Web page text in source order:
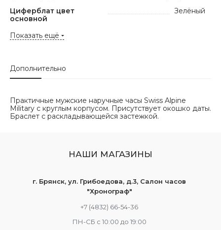
Циферблат цвет
основной
Зелёный
Показать ещё
Дополнительно
Практичные мужские наручные часы Swiss Alpine
Military с круглым корпусом. Присутствует окошко даты.
Браслет с раскладывающейся застежкой.
НАШИ МАГАЗИНЫ
г. Брянск, ул. Грибоедова, д.3, Салон часов
"Хронограф"
+7 (4832) 66-54-36
ПН-СБ с 10:00 до 19:00